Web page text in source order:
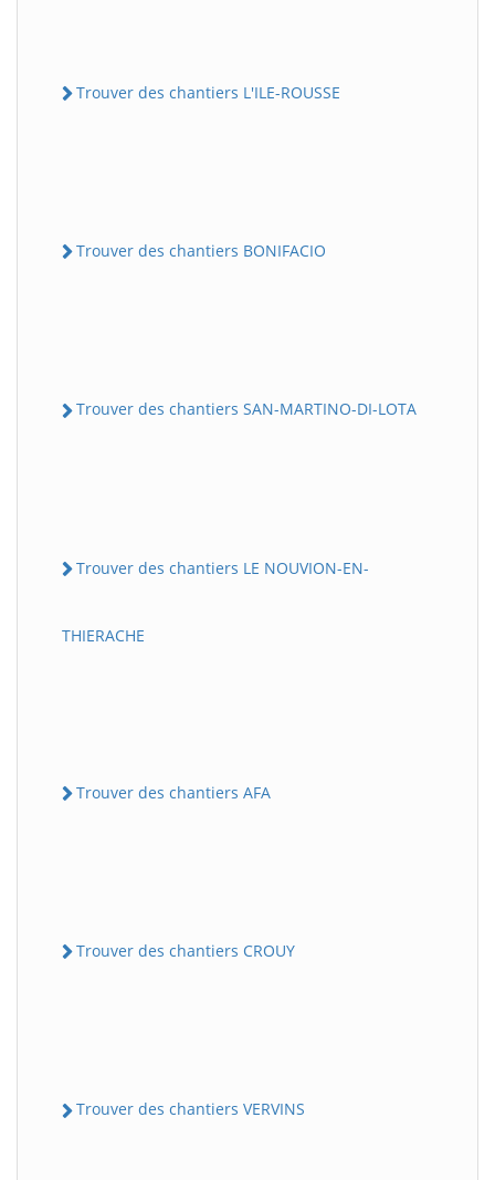
Trouver des chantiers L'ILE-ROUSSE
Trouver des chantiers BONIFACIO
Trouver des chantiers SAN-MARTINO-DI-LOTA
Trouver des chantiers LE NOUVION-EN-
THIERACHE
Trouver des chantiers AFA
Trouver des chantiers CROUY
Trouver des chantiers VERVINS